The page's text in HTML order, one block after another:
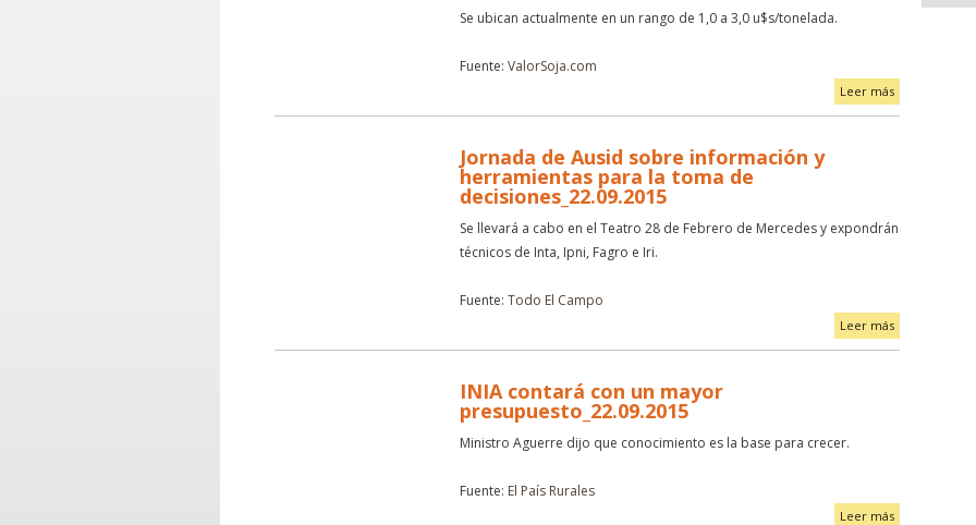
Se ubican actualmente en un rango de 1,0 a 3,0 u$s/tonelada.
Fuente: ValorSoja.com
Leer más
Jornada de Ausid sobre información y
herramientas para la toma de
decisiones_22.09.2015
Se llevará a cabo en el Teatro 28 de Febrero de Mercedes y expondrán
técnicos de Inta, Ipni, Fagro e Iri.
Fuente: Todo El Campo
Leer más
INIA contará con un mayor
presupuesto_22.09.2015
Ministro Aguerre dijo que conocimiento es la base para crecer.
Fuente: El País Rurales
Leer más